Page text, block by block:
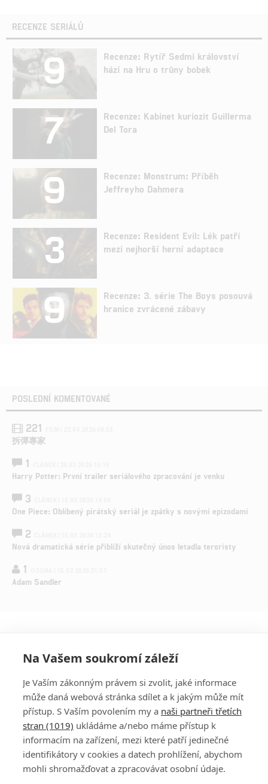
RECENZE SERIÁLŮ
9
Recenze: Rytíř Sedmi království
hází na Hru o trůny bobek
7
Recenze: Kabinet kuriozit Guillerma
Del Tora
9
Recenze: Monstrum: Příběh
Jeffreyho Dahmera
3
Recenze: Resident Evil: Lék patří
mezi nejhorší herní adaptace
9
Recenze: 3. série The Boys posouvá
hranice zvrácené zábavy
POSLEDNÍ KOMENTOVANÉ
221
拆彈專家
1
Harry Potter: První trailer seriálového zpracování je venku
3
One Piece: Oblíbený pirátský seriál je zpátky s novými epizodami
2
Nová dramatická série přiblíží skutečný únos letadla teroristy
1
Adam Sandler
PŘIHLÁSIT
REGISTROVAT
DISKUZE
Na Vašem soukromí záleží
Je Vaším zákonným právem si zvolit, jaké informace
může daná webová stránka sdílet a k jakým může mít
přístup. S Vaším povolením my a naši partneři třetích
stran (1019) ukládáme a/nebo máme přístup k
informacím na zařízení, mezi které patří jedinečné
identifikátory v cookies a datech prohlížení, abychom
mohli shromažďovat a zpracovávat osobní údaje.